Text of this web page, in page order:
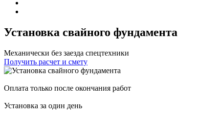
Установка свайного фундамента
Механически без заезда спецтехники
Получить расчет и смету
Оплата только после окончания работ
Установка за один день